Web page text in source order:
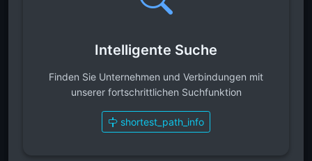
Intelligente Suche
Finden Sie Unternehmen und Verbindungen mit
unserer fortschrittlichen Suchfunktion
shortest_path_info